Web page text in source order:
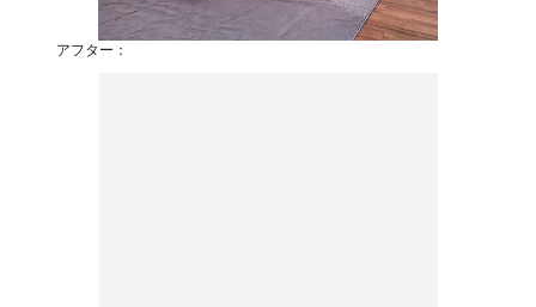
アフター：